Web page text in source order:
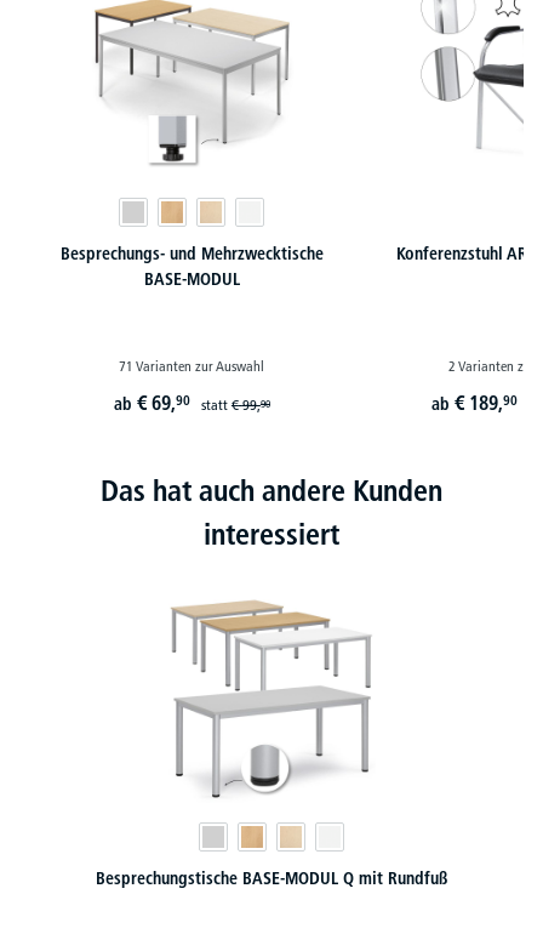
Besprechungs- und Mehrzwecktische
BASE-MODUL
71 Varianten zur Auswahl
ab € 69,90 statt€ 99,90
Konferenzstuhl
2 Varianten zur
ab € 189,90
Das hat auch andere Kunden
interessiert
Besprechungstische BASE-MODUL Q mit Rundfuß